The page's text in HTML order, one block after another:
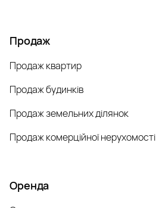
Продаж
Продаж квартир
Продаж будинків
Продаж земельних ділянок
Продаж комерційної нерухомості
Оренда